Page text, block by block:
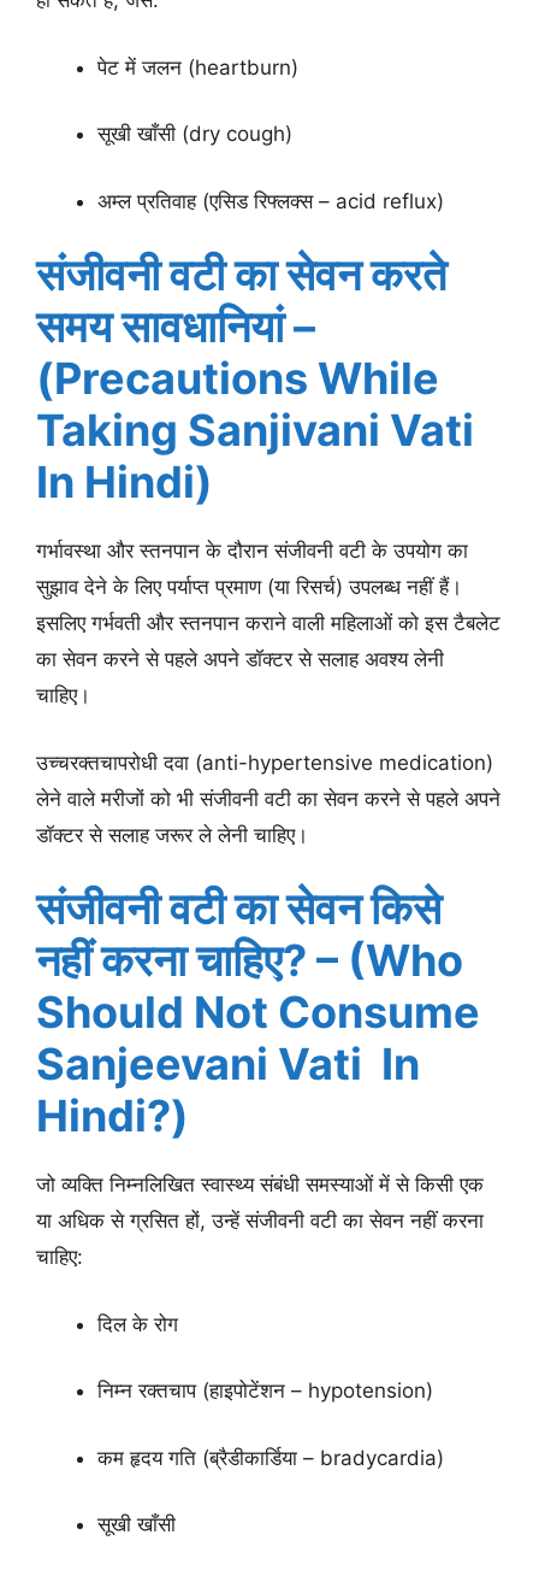
पेट में जलन (heartburn)
सूखी खाँसी (dry cough)
अम्ल प्रतिवाह (एसिड रिफ्लक्स – acid reflux)
संजीवनी वटी का सेवन करते
समय सावधानियां –
(Precautions While
Taking Sanjivani Vati
In Hindi)
गर्भावस्था और स्तनपान के दौरान संजीवनी वटी के उपयोग का
सुझाव देने के लिए पर्याप्त प्रमाण (या रिसर्च) उपलब्ध नहीं हैं।
इसलिए गर्भवती और स्तनपान कराने वाली महिलाओं को इस टैबलेट
का सेवन करने से पहले अपने डॉक्टर से सलाह अवश्य लेनी
चाहिए।
उच्चरक्तचापरोधी दवा (anti-hypertensive medication)
लेने वाले मरीजों को भी संजीवनी वटी का सेवन करने से पहले अपने
डॉक्टर से सलाह जरूर ले लेनी चाहिए।
संजीवनी वटी का सेवन किसे
नहीं करना चाहिए? – (Who
Should Not Consume
Sanjeevani Vati In
Hindi?)
जो व्यक्ति निम्नलिखित स्वास्थ्य संबंधी समस्याओं में से किसी एक
या अधिक से ग्रसित हों, उन्हें संजीवनी वटी का सेवन नहीं करना
चाहिए:
दिल के रोग
निम्न रक्तचाप (हाइपोटेंशन – hypotension)
कम हृदय गति (ब्रैडीकार्डिया – bradycardia)
सूखी खाँसी